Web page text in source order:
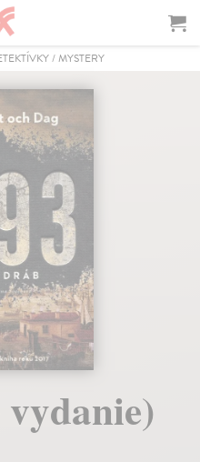
/ MYSTERY
vydanie)